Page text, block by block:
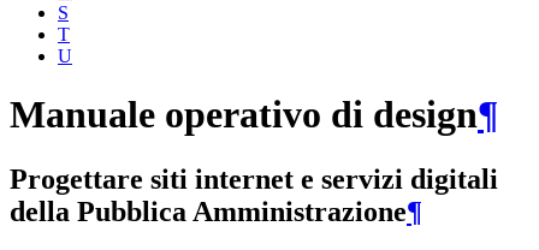
S
T
U
Manuale operativo di design¶
Progettare siti internet e servizi digitali
della Pubblica Amministrazione¶